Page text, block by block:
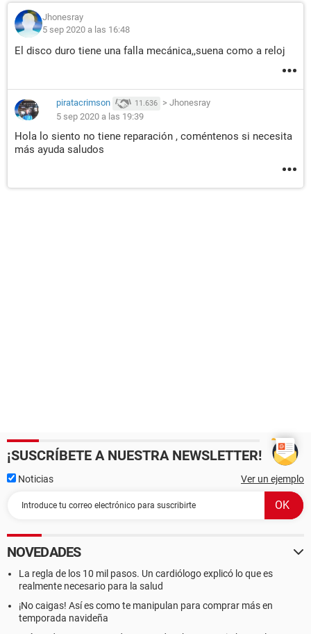
Jhonesray
5 sep 2020 a las 16:48
El disco duro tiene una falla mecánica,,suena como a reloj
piratacrimson 11.636 > Jhonesray
5 sep 2020 a las 19:39
Hola lo siento no tiene reparación , coméntenos si necesita
más ayuda saludos
¡SUSCRÍBETE A NUESTRA NEWSLETTER!
Noticias Ver un ejemplo
NOVEDADES
La regla de los 10 mil pasos. Un cardiólogo explicó lo que es
realmente necesario para la salud
¡No caigas! Así es como te manipulan para comprar más en
temporada navideña